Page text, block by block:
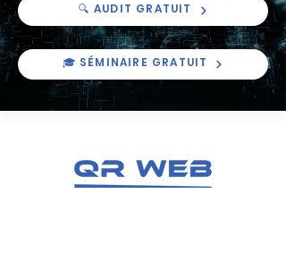
🔍 AUDIT GRATUIT
🎓 SÉMINAIRE GRATUIT